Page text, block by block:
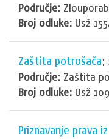
Područje:
Broj odluke: Usž
Zaštita potrošača;
Područje: Zaštita
Broj odluke: Usž
Priznavanje prava